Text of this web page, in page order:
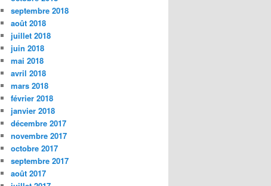
septembre 2018
août 2018
juillet 2018
juin 2018
mai 2018
avril 2018
mars 2018
février 2018
janvier 2018
décembre 2017
novembre 2017
octobre 2017
septembre 2017
août 2017